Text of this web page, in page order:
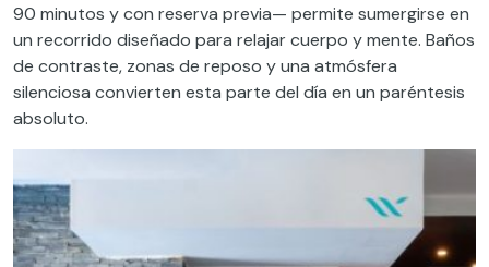
90 minutos y con reserva previa— permite sumergirse en
un recorrido diseñado para relajar cuerpo y mente. Baños
de contraste, zonas de reposo y una atmósfera
silenciosa convierten esta parte del día en un paréntesis
absoluto.